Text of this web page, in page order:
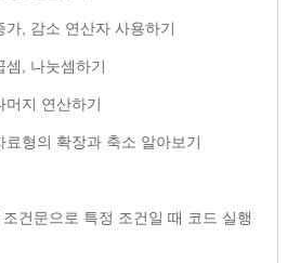
가, 감소 연산자 사용하기
셈, 나눗셈하기
머지 연산하기
료형의 확장과 축소 알아보기
건문으로 특정 조건일 때 코드 실행